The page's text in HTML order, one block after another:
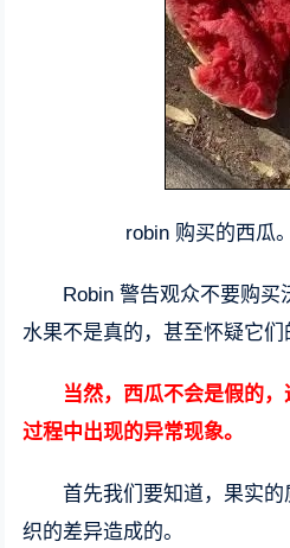
robin 购买的西瓜
Robin 警告观众不要购
水果不是真的，甚至怀疑它们
当然，西瓜不会是假的
过程中出现的异常现象。
首先我们要知道，果实
织的差异造成的。